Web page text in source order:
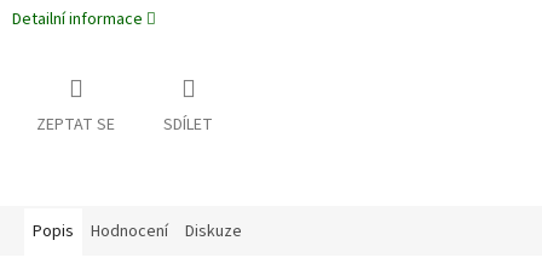
Detailní informace
ZEPTAT SE SDÍLET
Popis Hodnocení Diskuze